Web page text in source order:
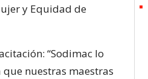
y Equidad de
“Sodimac lo
nuestras maestras